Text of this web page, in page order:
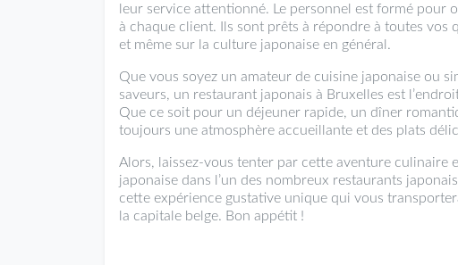
leur service attentionné. Le personnel est formé pour
à chaque client. Ils sont prêts à répondre à toutes vos
et même sur la culture japonaise en général.
Que vous soyez un amateur de cuisine japonaise ou
saveurs, un restaurant japonais à Bruxelles est
Que ce soit pour un déjeuner rapide, un dîner
toujours une atmosphère accueillante et des plats
Alors, laissez-vous tenter par cette aventure culinaire
japonaise dans l’un des nombreux restaurants
cette expérience gustative unique qui vous
la capitale belge. Bon appétit !